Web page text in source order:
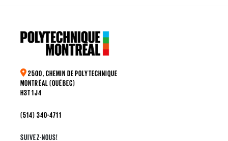
2500, CHEMIN DE POLYTECHNIQUE
MONTRÉAL (QUÉBEC)
H3T 1J4
(514) 340-4711
SUIVEZ-NOUS!